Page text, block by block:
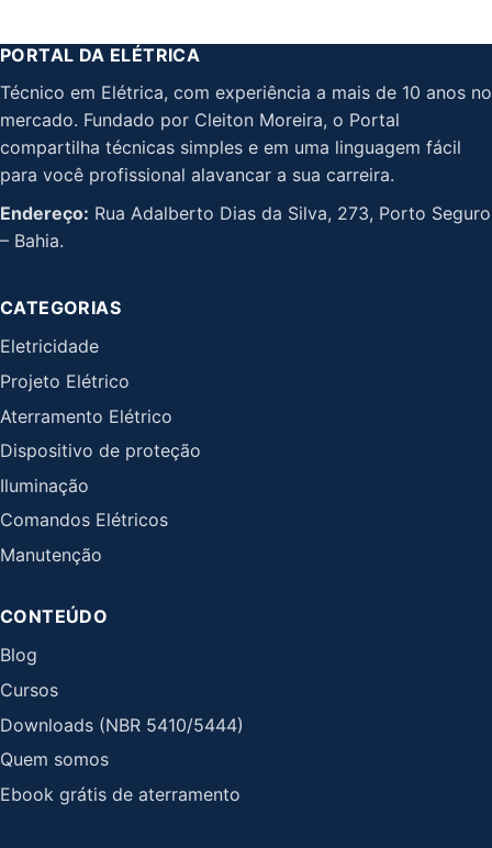
PORTAL DA ELÉTRICA
Técnico em Elétrica, com experiência a mais de 10 anos no
mercado. Fundado por Cleiton Moreira, o Portal
compartilha técnicas simples e em uma linguagem fácil
para você profissional alavancar a sua carreira.
Endereço: Rua Adalberto Dias da Silva, 273, Porto Seguro
– Bahia.
CATEGORIAS
Eletricidade
Projeto Elétrico
Aterramento Elétrico
Dispositivo de proteção
Iluminação
Comandos Elétricos
Manutenção
CONTEÚDO
Blog
Cursos
Downloads (NBR 5410/5444)
Quem somos
Ebook grátis de aterramento